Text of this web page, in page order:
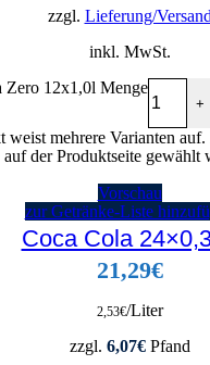
zzgl. Lieferung/Versand
inkl. MwSt.
Zero 12x1,0l Menge
+
weist mehrere Varianten
auf der Produktseite gewählt
Vorschau
zur Getränke-Liste
Coca Cola
21,29€
2,53€/Liter
zzgl. 6,07€Pfand